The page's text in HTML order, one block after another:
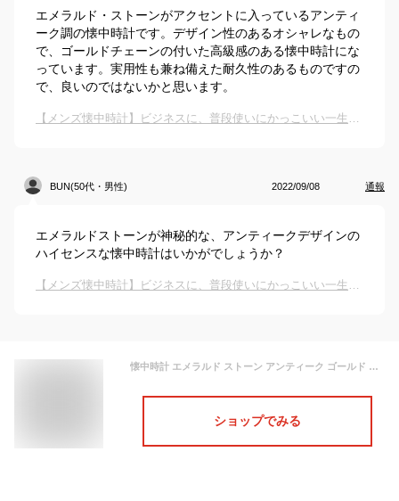
エメラルド・ストーンがアクセントに入っているアンティ
ーク調の懐中時計です。デザイン性のあるオシャレなもの
で、ゴールドチェーンの付いた高級感のある懐中時計にな
っています。実用性も兼ね備えた耐久性のあるものですの
で、良いのではないかと思います。
【メンズ懐中時計】ビジネスに、普段使いにかっこいい一生もののおしゃれ懐中時計のおすすめは？
BUN(50代・男性) 2022/09/08 通報
エメラルドストーンが神秘的な、アンティークデザインの
ハイセンスな懐中時計はいかがでしょうか？
【メンズ懐中時計】ビジネスに、普段使いにかっこいい一生もののおしゃれ懐中時計のおすすめは？
懐中時計 エメラルド ストーン アンティーク ゴールド チェーン付き 高耐久性 文字盤 メンズ レディース ユニセックス レトロ クラシック ヴィンテージ感 ペンダント おしゃれ 通勤 通学 クリスマス 成人式 記念日 誕生日
ショップでみる